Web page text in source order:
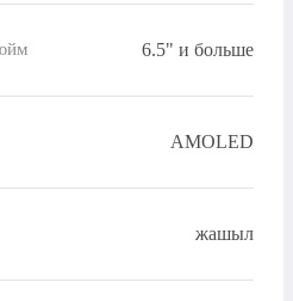
6.5" и больше
AMOLED
жашыл